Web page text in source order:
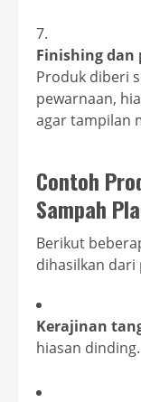
Finishing dan
Produk diberi
pewarnaan,
agar tampilan
Contoh
Sampah
Berikut
dihasilkan dari
Kerajinan
hiasan dinding.